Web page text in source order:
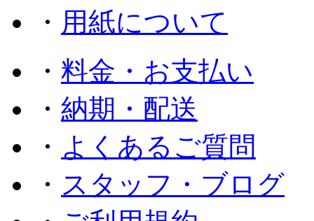
・ 用紙について
・ 料金・お支払い
・ 納期・配送
・ よくあるご質問
・ スタッフ・ブログ